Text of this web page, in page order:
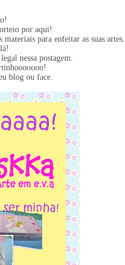
por aqui!
para enfeitar as suas artes.
nessa postagem.
blog ou face.